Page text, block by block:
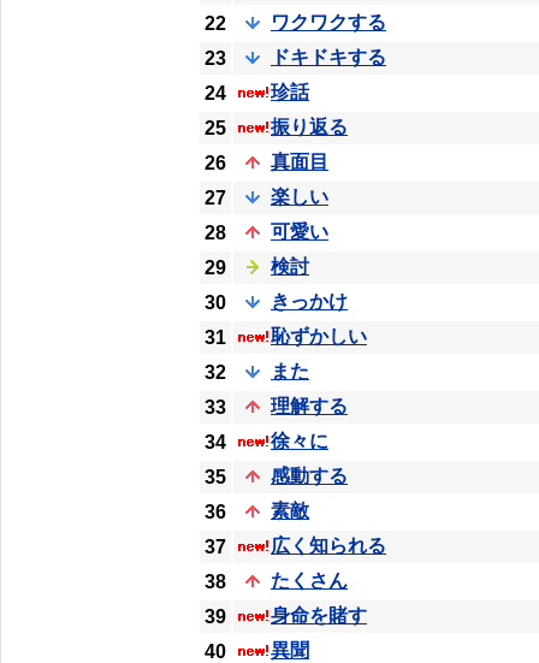
22
ワクワクする
23
ドキドキする
24
珍話
25
振り返る
26
真面目
27
楽しい
28
可愛い
29
検討
30
きっかけ
31
恥ずかしい
32
また
33
理解する
34
徐々に
35
感動する
36
素敵
37
広く知られる
38
たくさん
39
身命を賭す
40
異聞